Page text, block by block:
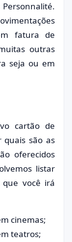
fatura de
outras
seja ou em
cartão de
quais são as
oferecidos
listar
que você irá
cinemas;
teatros;